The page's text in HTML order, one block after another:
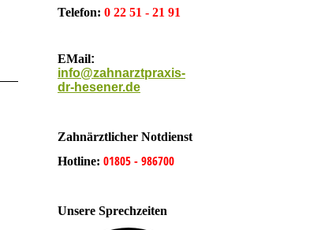
Telefon: 0 22 51 - 21 91
EMail:
info@zahnarztpraxis-
dr-hesener.de
Zahnärztlicher Notdienst
Hotline: 01805 - 986700
Unsere Sprechzeiten